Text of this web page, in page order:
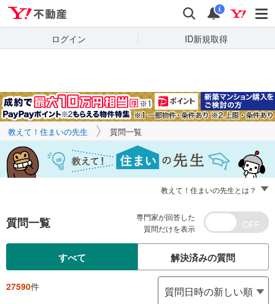
検索 通知
i
ログイン ID新規取得
キーワードで
質問を探す
教えて！住まいの先生 質問一覧
教えて！住まいの先生とは？
質問一覧
専門家が回答した
質問だけを表示
すべて 解決済みの質問
27590件